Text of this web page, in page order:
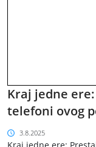
Kraj jedne
telefoni ovog
3.8.2025